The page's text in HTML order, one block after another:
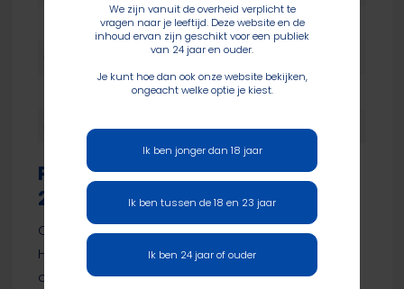
Shyamsundar Challa $73,922
Justin Kusumowidagdo
Ronnia Bardah
Andrew Kelsall $34,759
Pieter Aerts sterk in $25k WSOP
2024 High Roller Six Handed
Op de tweede dag van het $25.000 WSOP 2024
High Roller Six Handed was de late registratie nog
open gedurende het eerste level van de dag. Zo
We zijn vanuit de overheid verplicht te
vragen naar je leeftijd. Deze website en de
inhoud ervan zijn geschikt voor een publiek
van 24 jaar en ouder.
Je kunt hoe dan ook onze website bekijken,
ongeacht welke optie je kiest.
Ik ben jonger dan 18 jaar
Ik ben tussen de 18 en 23 jaar
Ik ben 24 jaar of ouder